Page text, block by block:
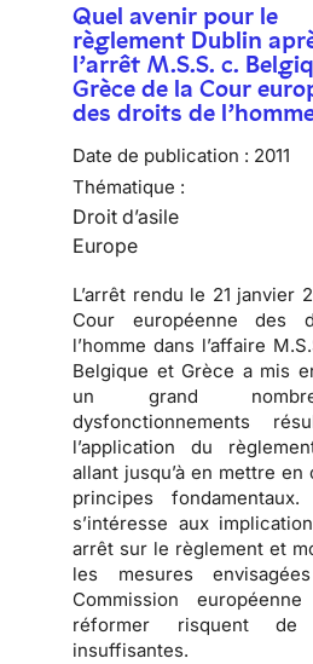
Quel avenir pour le
règlement Dublin
l’arrêt M.S.S. c.
Grèce de la Cour
des droits de
Date de publication : 2011
Thématique :
Droit d’asile
Europe
L’arrêt rendu le 21 janvier
Cour européenne des
l’homme dans l’affaire
Belgique et Grèce a mis
un grand
dysfonctionnements
l’application du
allant jusqu’à en mettre en
principes
s’intéresse aux
arrêt sur le règlement et
les mesures
Commission
réformer risquent de
insuffisantes.